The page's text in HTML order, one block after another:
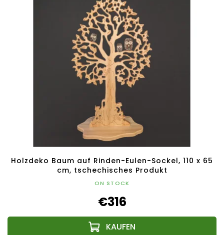
Holzdeko Baum auf Rinden-Eulen-Sockel, 110 x 65
cm, tschechisches Produkt
ON STOCK
€316